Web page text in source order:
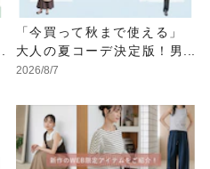
「今買って秋まで使える」
大人の夏コーデ決定版！男
女別正解スタイルとNGな着
2026/8/7